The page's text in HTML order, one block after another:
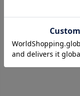
ri Frill gatherd bustier
& tee set (comochi or